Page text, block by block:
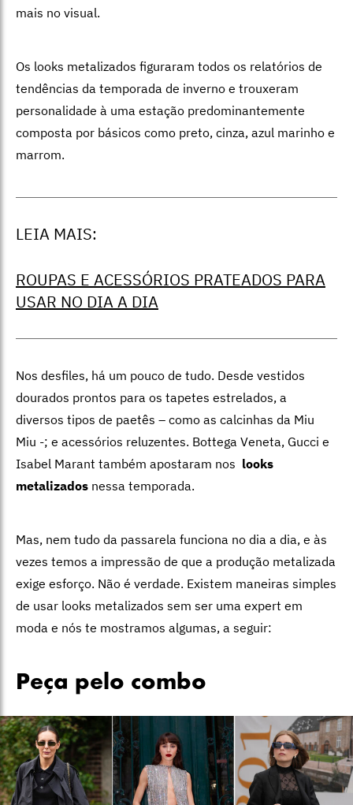
mais no visual.
Os looks metalizados figuraram todos os relatórios de
tendências da temporada de inverno e trouxeram
personalidade à uma estação predominantemente
composta por básicos como preto, cinza, azul marinho e
marrom.
LEIA MAIS:
ROUPAS E ACESSÓRIOS PRATEADOS PARA
USAR NO DIA A DIA
Nos desfiles, há um pouco de tudo. Desde vestidos
dourados prontos para os tapetes estrelados, a
diversos tipos de paetês – como as calcinhas da Miu
Miu -; e acessórios reluzentes. Bottega Veneta, Gucci e
Isabel Marant também apostaram nos looks
metalizados nessa temporada.
Mas, nem tudo da passarela funciona no dia a dia, e às
vezes temos a impressão de que a produção metalizada
exige esforço. Não é verdade. Existem maneiras simples
de usar looks metalizados sem ser uma expert em
moda e nós te mostramos algumas, a seguir:
Peça pelo combo